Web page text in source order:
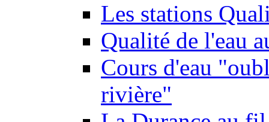
Les stations
Qualité de l'eau
Cours d'eau
rivière"